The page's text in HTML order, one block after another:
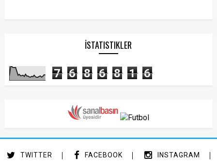
İSTATISTIKLER
7 6 8 6 8 1 6
TWITTER FACEBOOK INSTAGRAM